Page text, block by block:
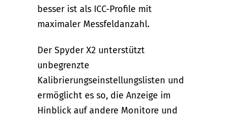
besser ist als ICC-Profile mit
maximaler Messfeldanzahl.
Der Spyder X2 unterstützt
unbegrenzte
Kalibrierungseinstellungslisten und
ermöglicht es so, die Anzeige im
Hinblick auf andere Monitore und